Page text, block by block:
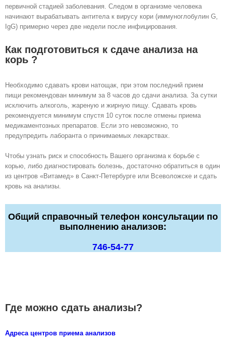
первичной стадией заболевания. Следом в организме человека
начинают вырабатывать антитела к вирусу кори (иммуноглобулин G,
IgG) примерно через две недели после инфицирования.
Как подготовиться к сдаче анализа на
корь ?
Необходимо сдавать крови натощак, при этом последний прием
пищи рекомендован минимум за 8 часов до сдачи анализа. За сутки
исключить алкоголь, жареную и жирную пищу. Сдавать кровь
рекомендуется минимум спустя 10 суток после отмены приема
медикаментозных препаратов. Если это невозможно, то
предупредить лаборанта о принимаемых лекарствах.
Чтобы узнать риск и способность Вашего организма к борьбе с
корью, либо диагностировать болезнь, достаточно обратиться в один
из центров «Витамед» в Санкт-Петербурге или Всеволожске и сдать
кровь на анализы.
Общий справочный телефон консультации по
выполнению анализов:
746-54-77
Где можно сдать анализы?
Адреса центров приема анализов